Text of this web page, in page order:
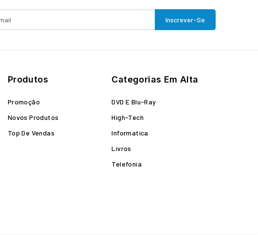
Produtos
Promoção
Novos Produtos
Top De Vendas
Categorias Em Alta
DVD E Blu-Ray
High-Tech
Informatica
Livros
Telefonia